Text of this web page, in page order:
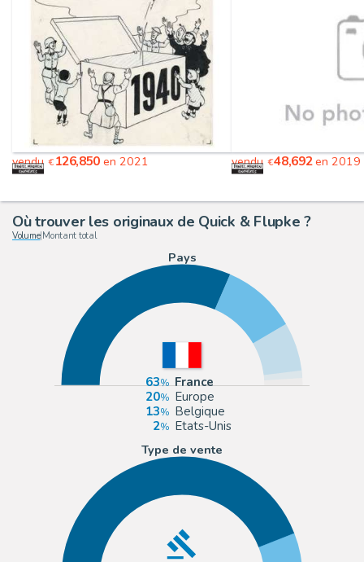
vendu €126,850 en 2021 vendu €48,692en 2019
Où trouver les originaux de Quick & Flupke ?
Volume| Montant total
Pays
63
France
20
Europe
13
Belgique
2
Etats-Unis
Type de vente